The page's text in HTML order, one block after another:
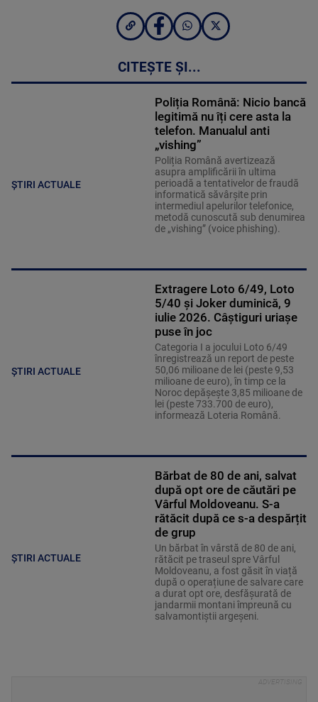
CITEȘTE ȘI...
ȘTIRI ACTUALE
Poliția Română: Nicio bancă
legitimă nu îți cere asta la
telefon. Manualul anti
„vishing”
Poliția Română avertizează
asupra amplificării în ultima
perioadă a tentativelor de fraudă
informatică săvârșite prin
intermediul apelurilor telefonice,
metodă cunoscută sub denumirea
de „vishing” (voice phishing).
ȘTIRI ACTUALE
Extragere Loto 6/49, Loto
5/40 și Joker duminică, 9
iulie 2026. Câștiguri uriașe
puse în joc
Categoria I a jocului Loto 6/49
înregistrează un report de peste
50,06 milioane de lei (peste 9,53
milioane de euro), în timp ce la
Noroc depăşeşte 3,85 milioane de
lei (peste 733.700 de euro),
informează Loteria Română.
ȘTIRI ACTUALE
Bărbat de 80 de ani, salvat
după opt ore de căutări pe
Vârful Moldoveanu. S-a
rătăcit după ce s-a despărțit
de grup
Un bărbat în vârstă de 80 de ani,
rătăcit pe traseul spre Vârful
Moldoveanu, a fost găsit în viață
după o operațiune de salvare care
a durat opt ore, desfășurată de
jandarmii montani împreună cu
salvamontiștii argeșeni.